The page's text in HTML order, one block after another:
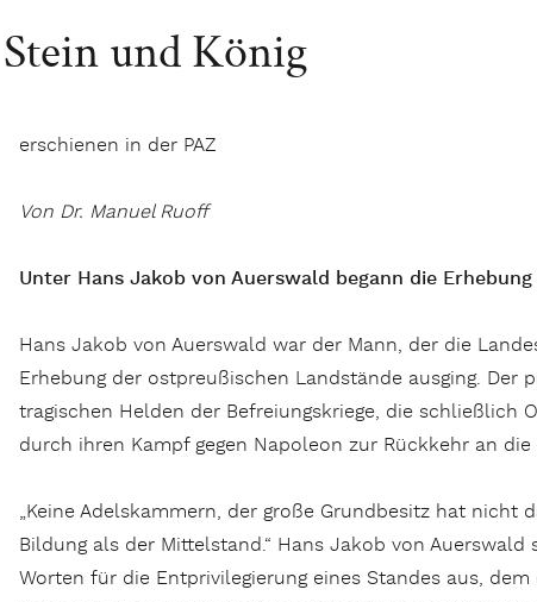
und König
erschienen in der PAZ
Von Dr. Manuel Ruoff
Unter Hans Jakob von Auerswald begann die
Hans Jakob von Auerswald war der Mann, der die
Erhebung der ostpreußischen Landstände ausging. Der
tragischen Helden der Befreiungskriege, die schließlich
durch ihren Kampf gegen Napoleon zur Rückkehr an
„Keine Adelskammern, der große Grundbesitz hat nicht
Bildung als der Mittelstand.“ Hans Jakob von
Worten für die Entprivilegierung eines Standes aus,